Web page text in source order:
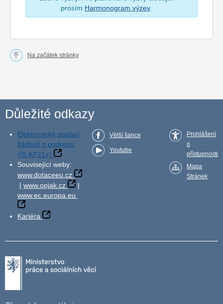
prosím Harmonogram výzev.
Na začátek stránky
Důležité odkazy
Elektronické podání
žádosti o podporu
(IS KP21+)
Související weby:
www.dotaceeu.cz
| www.opjak.cz
|
www.ec.europa.eu
Kariéra
Větší šance
Youtube
Prohlášení
o
přístupnosti
Mapa
Stránek